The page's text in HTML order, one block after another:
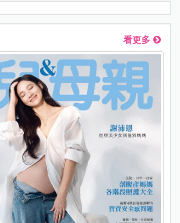
看更多